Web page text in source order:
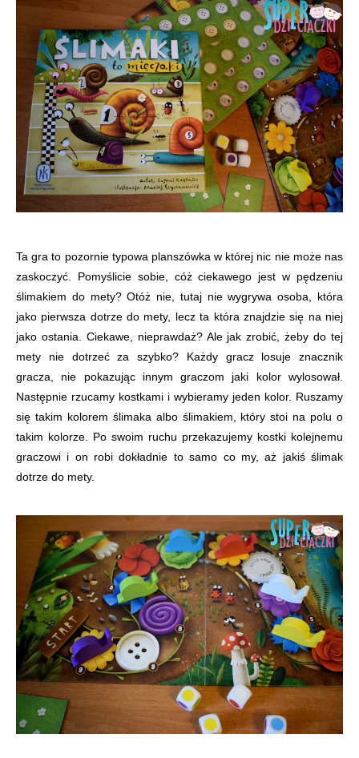
Ta gra to pozornie typowa planszówka w której nic nie może nas
zaskoczyć. Pomyślicie sobie, cóż ciekawego jest w pędzeniu
ślimakiem do mety? Otóż nie, tutaj nie wygrywa osoba, która
jako pierwsza dotrze do mety, lecz ta która znajdzie się na niej
jako ostania. Ciekawe, nieprawdaż? Ale jak zrobić, żeby do tej
mety nie dotrzeć za szybko? Każdy gracz losuje znacznik
gracza, nie pokazując innym graczom jaki kolor wylosował.
Następnie rzucamy kostkami i wybieramy jeden kolor. Ruszamy
się takim kolorem ślimaka albo ślimakiem, który stoi na polu o
takim kolorze. Po swoim ruchu przekazujemy kostki kolejnemu
graczowi i on robi dokładnie to samo co my, aż jakiś ślimak
dotrze do mety.